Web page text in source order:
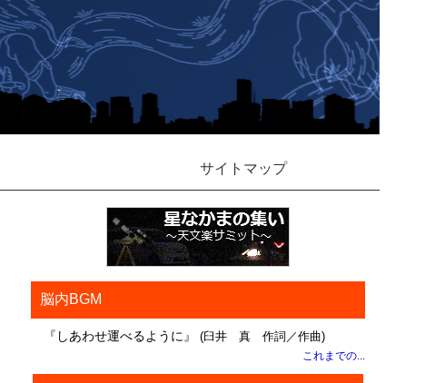
サイトマップ
脳内BGM
『しあわせ運べるように』 (臼井 真 作詞／作曲)
これまでの...